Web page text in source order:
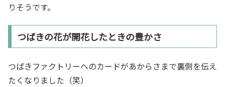
りそうです。
つばきの花が開花したときの豊かさ
つばきファクトリーへのカードがあからさまで裏側を伝え
たくなりました（笑）